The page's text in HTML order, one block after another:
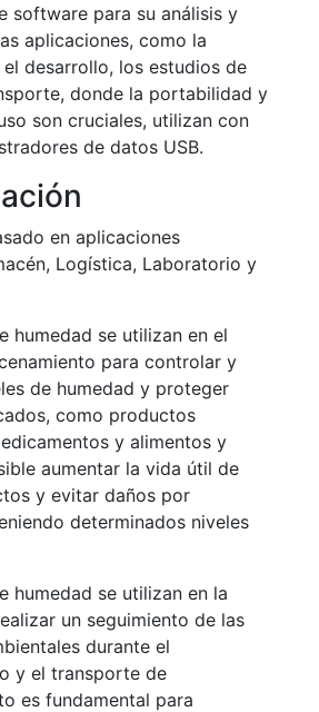
software para su análisis y
aplicaciones, como la
desarrollo, los estudios de
donde la portabilidad y
son cruciales, utilizan con
de datos USB.
en aplicaciones
Logística, Laboratorio y
humedad se utilizan en el
para controlar y
de humedad y proteger
como productos
y alimentos y
aumentar la vida útil de
y evitar daños por
determinados niveles
humedad se utilizan en la
un seguimiento de las
durante el
y el transporte de
es fundamental para